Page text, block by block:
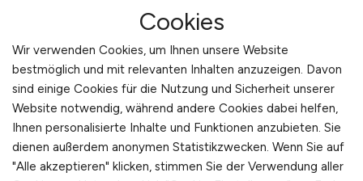
motivierte Teams aufzubauen, die auch in
anspruchsvollen Situationen zusammenhalten.
In der Beratung werden praxisnahe Strategien
entwickelt, die sofort umsetzbar sind. Dazu
zählen:
• Optimierung der internen Kommunikation
Cookies
Wir verwenden Cookies, um Ihnen unsere Website
bestmöglich und mit relevanten Inhalten anzuzeigen. Davon
sind einige Cookies für die Nutzung und Sicherheit unserer
Website notwendig, während andere Cookies dabei helfen,
Ihnen personalisierte Inhalte und Funktionen anzubieten. Sie
dienen außerdem anonymen Statistikzwecken. Wenn Sie auf
"Alle akzeptieren" klicken, stimmen Sie der Verwendung aller